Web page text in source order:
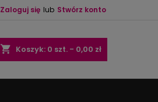
Zaloguj się lub Stwórz konto
shopping_cart Koszyk: 0 szt. - 0,00 zł